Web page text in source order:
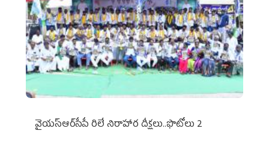
వైయ‌స్ఆర్‌సీపీ రిలే నిరాహార దీక్షలు..ఫొటోలు 2